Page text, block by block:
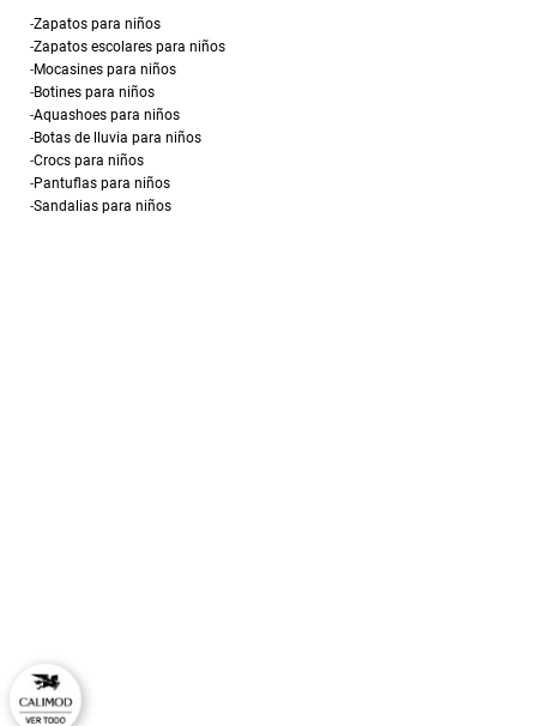
-Zapatos para niños
-Zapatos escolares para niños
-Mocasines para niños
-Botines para niños
-Aquashoes para niños
-Botas de lluvia para niños
-Crocs para niños
-Pantuflas para niños
-Sandalias para niños